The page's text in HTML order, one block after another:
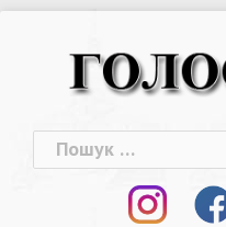
Пошук: